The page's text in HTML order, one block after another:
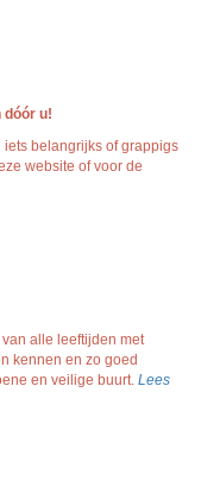
dóór u!
iets belangrijks of grappigs
website of voor de
alle leeftijden met
kennen en zo goed
en veilige buurt. Lees